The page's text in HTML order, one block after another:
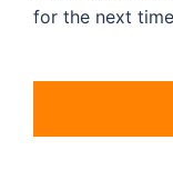
for the next